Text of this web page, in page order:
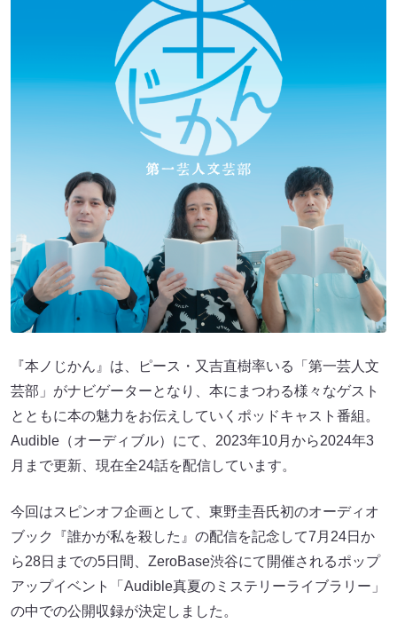
『本ノじかん』は、ピース・又吉直樹率いる「第一芸人文
芸部」がナビゲーターとなり、本にまつわる様々なゲスト
とともに本の魅力をお伝えしていくポッドキャスト番組。
Audible（オーディブル）にて、2023年10月から2024年3
月まで更新、現在全24話を配信しています。
今回はスピンオフ企画として、東野圭吾氏初のオーディオ
ブック『誰かが私を殺した』の配信を記念して7月24日か
ら28日までの5日間、ZeroBase渋谷にて開催されるポップ
アップイベント「Audible真夏のミステリーライブラリー」
の中での公開収録が決定しました。